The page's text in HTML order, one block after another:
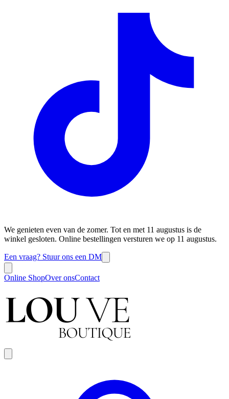
We genieten even van de zomer. Tot en met 11 augustus is de
winkel gesloten. Online bestellingen versturen we op 11 augustus.
Een vraag? Stuur ons een DM
Online ShopOver onsContact